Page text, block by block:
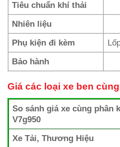
Tiêu chuẩn khí thải
Nhiên liệu
Phụ kiện đi kèm
Bảo hành
Giá các loại xe ben
So sánh giá xe cùng phân
V7g950
Xe Tải, Thương Hiệu